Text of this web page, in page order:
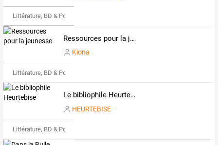
Littérature, BD & Poésie
Ressources pour la jeunesse
Kiona
Littérature, BD & Poésie
Le bibliophile Heurtebise
HEURTEBISE
Littérature, BD & Poésie